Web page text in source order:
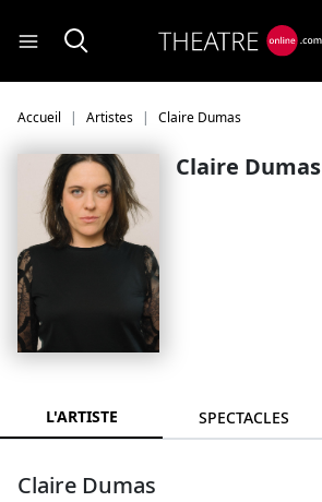
Accueil Artistes Claire Dumas
Claire Dumas
L'ARTISTE SPECTACLES
Claire Dumas